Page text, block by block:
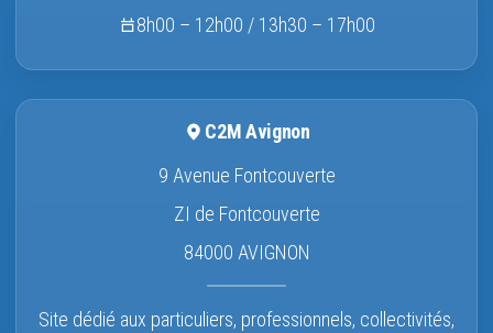
8h00 – 12h00 / 13h30 – 17h00
C2M Avignon
9 Avenue Fontcouverte
ZI de Fontcouverte
84000 AVIGNON
Site dédié aux particuliers, professionnels, collectivités,